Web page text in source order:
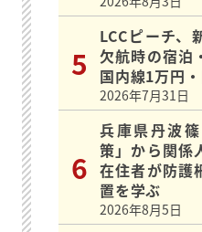
LCCピーチ、
欠航時の宿泊
国内線1万円
2026年7月31日
兵庫県丹波
策」から関係
在住者が防護
置を学ぶ
2026年8月5日